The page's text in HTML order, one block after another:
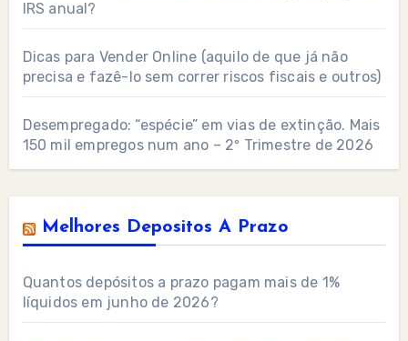
IRS anual?
Dicas para Vender Online (aquilo de que já não
precisa e fazê-lo sem correr riscos fiscais e outros)
Desempregado: “espécie” em vias de extinção. Mais
150 mil empregos num ano – 2º Trimestre de 2026
Melhores Depositos A Prazo
Quantos depósitos a prazo pagam mais de 1%
líquidos em junho de 2026?